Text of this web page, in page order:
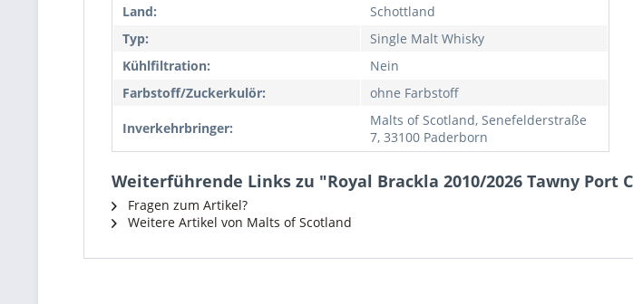
Land:
Schottland
Typ:
Single Malt Whisky
Kühlfiltration:
Nein
Farbstoff/Zuckerkulör:
ohne Farbstoff
Inverkehrbringer:
Malts of Scotland, Senefelderstraße
7, 33100 Paderborn
Weiterführende Links zu "Royal Brackla 2010/2026 Tawny Port
Fragen zum Artikel?
Weitere Artikel von Malts of Scotland